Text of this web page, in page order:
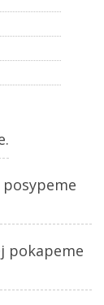
pokapeme